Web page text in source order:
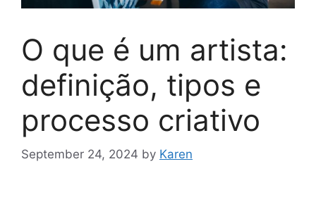
O que é um artista:
definição, tipos e
processo criativo
September 24, 2024 by Karen